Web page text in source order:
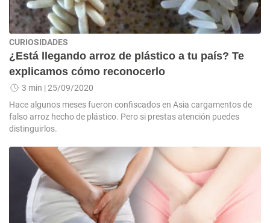
CURIOSIDADES
¿Está llegando arroz de plástico a tu país? Te
explicamos cómo reconocerlo
3 min | 25/09/2020
Hace algunos meses fueron confiscados en Asia cargamentos de
falso arroz hecho de plástico. Pero si prestas atención puedes
distinguirlos.